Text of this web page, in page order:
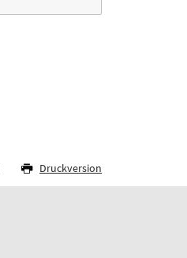
Druckversion